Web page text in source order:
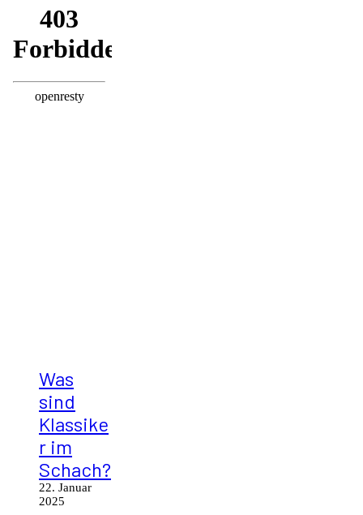
Was
sind
Klassike
r im
Schach?
22. Januar
2025